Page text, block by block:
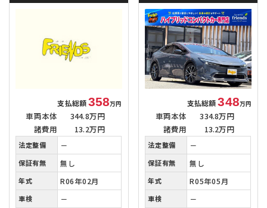
支払総額358万円
車両本体
344.8万円
諸費用
13.2万円
法定整備 －
保証有無 無し
年式 R06年02月
車検 －
支払総額348万円
車両本体
334.8万円
諸費用
13.2万円
法定整備 －
保証有無 無し
年式 R05年05月
車検 －